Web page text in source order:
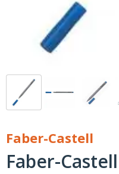
Faber-Castell
Faber-